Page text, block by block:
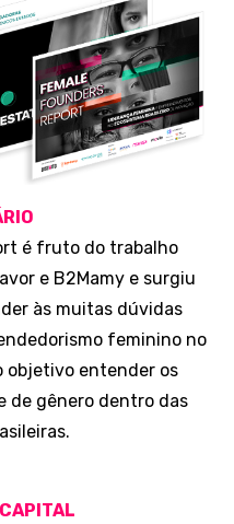
é fruto do trabalho
e B2Mamy e surgiu
às muitas dúvidas
feminino no
objetivo entender os
de gênero dentro das